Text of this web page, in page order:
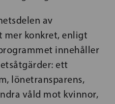
av
mer konkret, enligt
innehåller
ett
lönetransparens,
våld mot kvinnor,